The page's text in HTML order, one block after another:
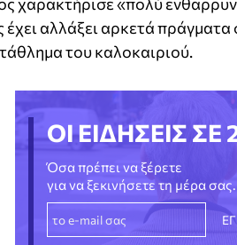
έχει αλλάξει αρκετά
του καλοκαιριού.
ΟΙ ΕΙΔΗΣΕΙΣ ΣΕ
Όσα πρέπει να ξέρετε
για να ξεκινήσετε τη μέρα σας.